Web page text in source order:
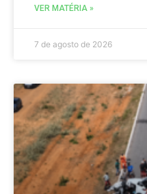
VER MATÉRIA »
7 de agosto de 2026